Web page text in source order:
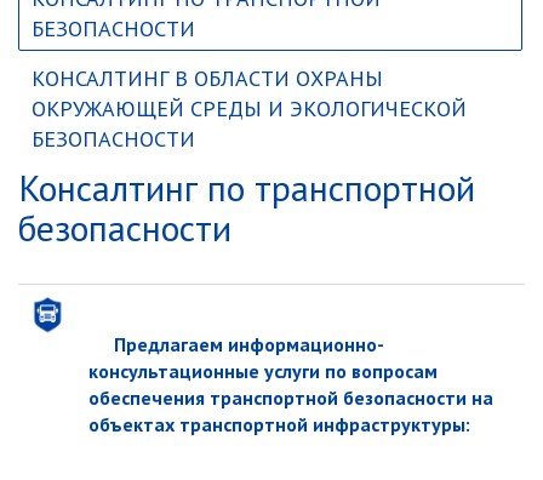
БЕЗОПАСНОСТИ
КОНСАЛТИНГ В ОБЛАСТИ ОХРАНЫ
ОКРУЖАЮЩЕЙ СРЕДЫ И ЭКОЛОГИЧЕСКОЙ
БЕЗОПАСНОСТИ
Консалтинг по транспортной
безопасности
Предлагаем информационно-
консультационные услуги по вопросам
обеспечения транспортной безопасности на
объектах транспортной инфраструктуры: